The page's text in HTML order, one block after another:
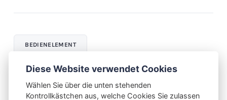
BEDIENELEMENT
Diese Website verwendet Cookies
Wählen Sie über die unten stehenden
Kontrollkästchen aus, welche Cookies Sie zulassen